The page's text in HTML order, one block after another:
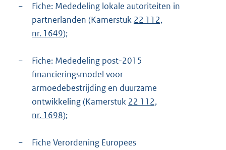
−
Fiche: Mededeling lokale autoriteiten in
partnerlanden (Kamerstuk 22 112,
nr. 1649);
−
Fiche: Mededeling post-2015
financieringsmodel voor
armoedebestrijding en duurzame
ontwikkeling (Kamerstuk 22 112,
nr. 1698);
−
Fiche Verordening Europees